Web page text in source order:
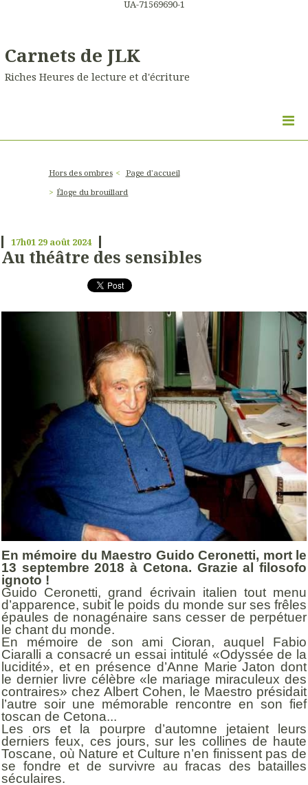
UA-71569690-1
Carnets de JLK
Riches Heures de lecture et d'écriture
Hors des ombres
Page d'accueil
Éloge du brouillard
17h01 29 août 2024
Au théâtre des sensibles
En mémoire du Maestro Guido Ceronetti, mort le
13 septembre 2018 à Cetona. Grazie al filosofo
ignoto !
Guido Ceronetti, grand écrivain italien tout menu
d’apparence, subit le poids du monde sur ses frêles
épaules de nonagénaire sans cesser de perpétuer
le chant du monde.
En mémoire de son ami Cioran, auquel Fabio
Ciaralli a consacré un essai intitulé «Odyssée de la
lucidité», et en présence d’Anne Marie Jaton dont
le dernier livre célèbre «le mariage miraculeux des
contraires» chez Albert Cohen, le Maestro présidait
l’autre soir une mémorable rencontre en son fief
toscan de Cetona...
Les ors et la pourpre d’automne jetaient leurs
derniers feux, ces jours, sur les collines de haute
Toscane, où Nature et Culture n’en finissent pas de
se fondre et de survivre au fracas des batailles
séculaires.